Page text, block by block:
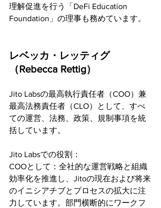
理解促進を行う「DeFi Education
Foundation」の理事も務めています。
レベッカ・レッティグ
（Rebecca Rettig）
Jito Labsの最高執行責任者（COO）兼
最高法務責任者（CLO）として、すべ
ての運営、法務、政策、規制事項を統
括しています。
Jito Labsでの役割：
COOとして：全社的な運営戦略と組織
効率化を推進し、Jitoの現在および将来
のイニシアチブとプロセスの拡大に注
力しています。部門横断的にワークフ